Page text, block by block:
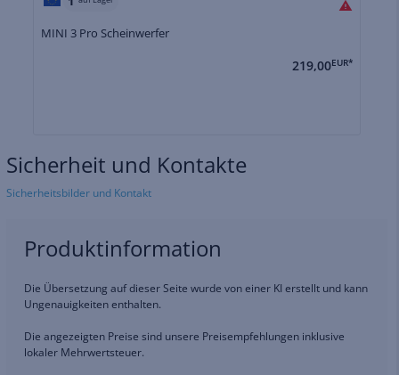
MINI 3 Pro Scheinwerfer
219,00EUR*
Sicherheit und Kontakte
Sicherheitsbilder und Kontakt
Produktinformation
Die Übersetzung auf dieser Seite wurde von einer KI erstellt und kann
Ungenauigkeiten enthalten.
Die angezeigten Preise sind unsere Preisempfehlungen inklusive
lokaler Mehrwertsteuer.